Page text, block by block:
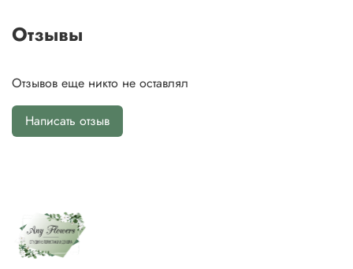
Отзывы
Отзывов еще никто не оставлял
Написать отзыв